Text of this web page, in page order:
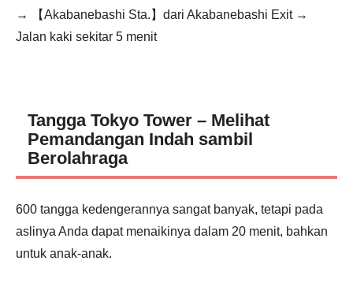
→ 【Akabanebashi Sta.】dari Akabanebashi Exit →
Jalan kaki sekitar 5 menit
Tangga Tokyo Tower – Melihat
Pemandangan Indah sambil
Berolahraga
600 tangga kedengerannya sangat banyak, tetapi pada
aslinya Anda dapat menaikinya dalam 20 menit, bahkan
untuk anak-anak.